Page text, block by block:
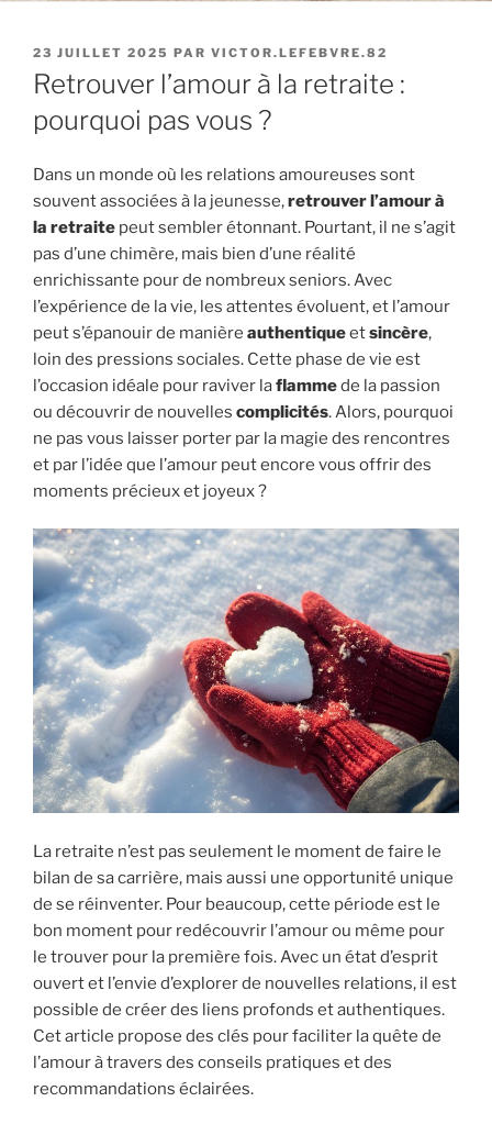
PUBLIÉ
LE
23 JUILLET 2025 PAR VICTOR.LEFEBVRE.82
Retrouver l’amour à la retraite :
pourquoi pas vous ?
Dans un monde où les relations amoureuses sont
souvent associées à la jeunesse,retrouver l’amour à
la retraite peut sembler étonnant. Pourtant, il ne s’agit
pas d’une chimère, mais bien d’une réalité
enrichissante pour de nombreux seniors. Avec
l’expérience de la vie, les attentes évoluent, et l’amour
peut s’épanouir de manière authentiqueetsincère,
loin des pressions sociales. Cette phase de vie est
l’occasion idéale pour raviver laflammede la passion
ou découvrir de nouvelles complicités. Alors, pourquoi
ne pas vous laisser porter par la magie des rencontres
et par l’idée que l’amour peut encore vous offrir des
moments précieux et joyeux ?
La retraite n’est pas seulement le moment de faire le
bilan de sa carrière, mais aussi une opportunité unique
de se réinventer. Pour beaucoup, cette période est le
bon moment pour redécouvrir l’amour ou même pour
le trouver pour la première fois. Avec un état d’esprit
ouvert et l’envie d’explorer de nouvelles relations, il est
possible de créer des liens profonds et authentiques.
Cet article propose des clés pour faciliter la quête de
l’amour à travers des conseils pratiques et des
recommandations éclairées.